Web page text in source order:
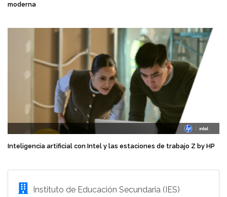
moderna
Inteligencia artificial con Intel y las estaciones de trabajo Z by HP
Instituto de Educación Secundaria (IES)